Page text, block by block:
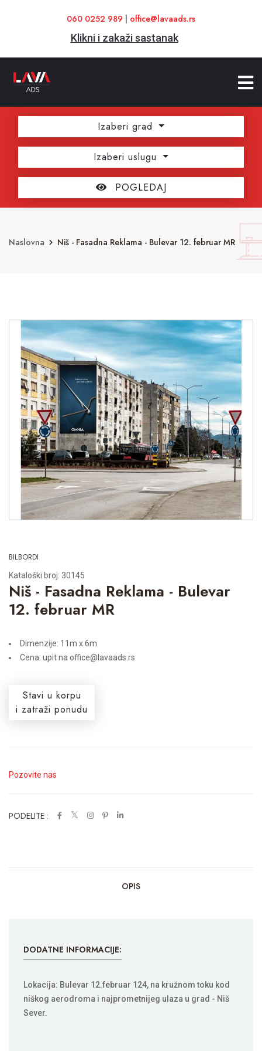
060 0252 989 office@lavaads.rs
Klikni i zakaži sastanak
Izaberi grad
Izaberi uslugu
POGLEDAJ
Naslovna Niš - Fasadna Reklama - Bulevar 12. februar MR
BILBORDI
Kataloški broj: 30145
Niš - Fasadna Reklama - Bulevar
12. februar MR
Dimenzije: 11m x 6m
Cena: upit na office@lavaads.rs
Stavi u korpu
i zatraži ponudu
Pozovite nas
PODELITE :
OPIS
DODATNE INFORMACIJE:
Lokacija: Bulevar 12.februar 124, na kružnom toku kod
niškog aerodroma i najprometnijeg ulaza u grad - Niš
Sever.